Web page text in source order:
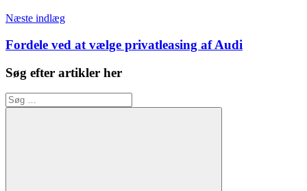
Næste indlæg
Fordele ved at vælge privatleasing af Audi
Søg efter artikler her
Søg
efter: